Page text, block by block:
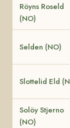
Röyns Roseld
(NO)
Selden (NO)
Slottelid Eld
Solöy Stjerno
(NO)